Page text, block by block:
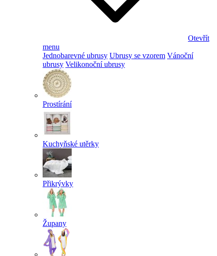
Otevřít
menu
Jednobarevné ubrusy Ubrusy se vzorem Vánoční
ubrusy Velikonoční ubrusy
Prostírání
Kuchyňské utěrky
Přikrývky
Župany